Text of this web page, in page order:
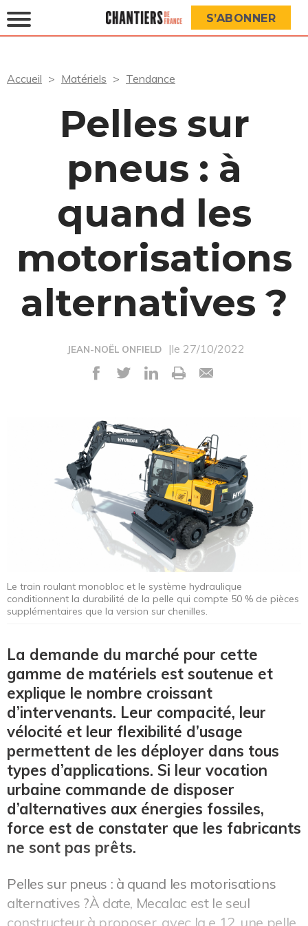
S’ABONNER
Accueil Matériels Tendance
Pelles sur
pneus : à
quand les
motorisations
alternatives ?
JEAN-NOËL ONFIELD |le 27/10/2022
Le train roulant monobloc et le système hydraulique
conditionnent la durabilité de la pelle qui compte 50 % de pièces
supplémentaires que la version sur chenilles.
La demande du marché pour cette
gamme de matériels est soutenue et
explique le nombre croissant
d’intervenants. Leur compacité, leur
vélocité et leur flexibilité d’usage
permettent de les déployer dans tous
types d’applications. Si leur vocation
urbaine commande de disposer
d’alternatives aux énergies fossiles,
force est de constater que les fabricants
ne sont pas prêts.
Pelles sur pneus : à quand les motorisations
alternatives ?À date, Mecalac est le seul
constructeur à proposer, avec la e 12, une pelle